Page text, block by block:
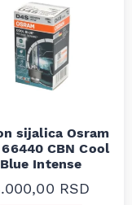
sijalica Osram
66440 CBN Cool
Blue Intense
RSD